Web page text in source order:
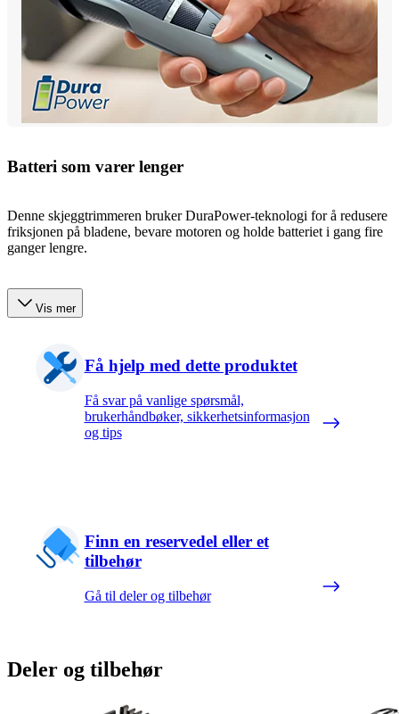
Batteri som varer lenger
Denne skjeggtrimmeren bruker DuraPower-teknologi for å redusere
friksjonen på bladene, bevare motoren og holde batteriet i gang fire
ganger lengre.
Vis mer
Få hjelp med dette produktet
Få svar på vanlige spørsmål,
brukerhåndbøker, sikkerhetsinformasjon
og tips
Finn en reservedel eller et
tilbehør
Gå til deler og tilbehør
Deler og tilbehør